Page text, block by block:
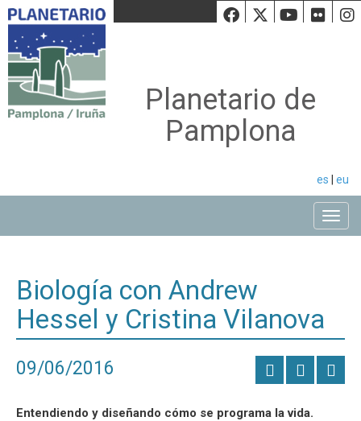
Facebook
Twiiter
Planetario de
Pamplona
es eu
Biología con Andrew
Hessel y Cristina Vilanova
09/06/2016
Entendiendo y diseñando cómo se programa la vida.